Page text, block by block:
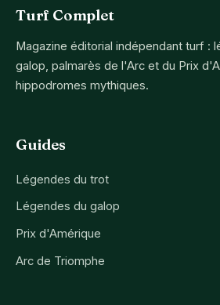
Turf Complet
Magazine éditorial indépendant turf :
galop, palmarès de l'Arc et du Prix
hippodromes mythiques.
Guides
Légendes du trot
Légendes du galop
Prix d'Amérique
Arc de Triomphe